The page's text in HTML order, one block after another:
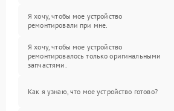
Я хочу, чтобы мое устройство
ремонтировали при мне.
Я хочу, чтобы мое устройство
ремонтировалось только оригинальными
запчастями.
Как я узнаю, что мое устройство готово?